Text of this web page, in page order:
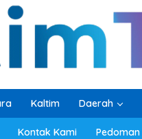
Kaltim Daerah
Kontak Kami